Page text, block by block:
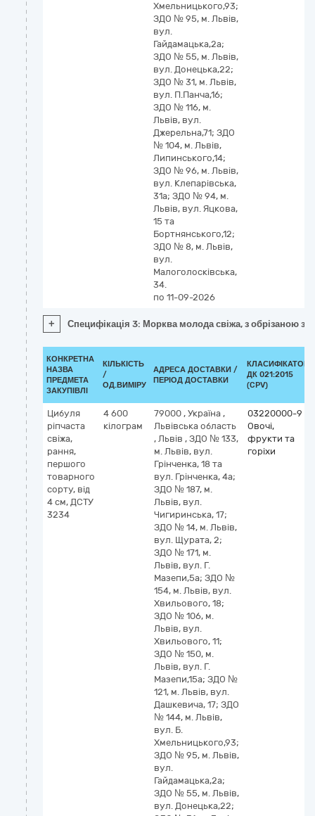
Хмельницького,93;
ЗДО № 95, м. Львів,
вул.
Гайдамацька,2а;
ЗДО № 55, м. Львів,
вул. Донецька,22;
ЗДО № 31, м. Львів,
вул. П.Панча,16;
ЗДО № 116, м.
Львів, вул.
Джерельна,71; ЗДО
№ 104, м. Львів,
Липинського,14;
ЗДО № 96, м. Львів,
вул. Клепарівська,
31а; ЗДО № 94, м.
Львів, вул. Яцкова,
15 та
Бортнянського,12;
ЗДО № 8, м. Львів,
вул.
Малоголосківська,
34.
по 11-09-2026
+ Специфікація 3: Морква молода свіжа, з обрізаною
КОНКРЕТНА
НАЗВА
ПРЕДМЕТА
ЗАКУПІВЛІ
КІЛЬКІСТЬ
/
ОД.ВИМІРУ
АДРЕСА ДОСТАВКИ /
ПЕРІОД ДОСТАВКИ
КЛАСИФІКАТОР
ДК 021:2015
(CPV)
Цибуля
ріпчаста
свіжа,
рання,
першого
товарного
сорту, від
4 см, ДСТУ
3234
4 600
кілограм
79000 , Україна ,
Львівська область
, Львів , ЗДО № 133,
м. Львів, вул.
Грінченка, 18 та
вул. Грінченка, 4а;
ЗДО № 187, м.
Львів, вул.
Чигиринська, 17;
ЗДО № 14, м. Львів,
вул. Щурата, 2;
ЗДО № 171, м.
Львів, вул. Г.
Мазепи,5а; ЗДО №
154, м. Львів, вул.
Хвильового, 18;
ЗДО № 106, м.
Львів, вул.
Хвильового, 11;
ЗДО № 150, м.
Львів, вул. Г.
Мазепи,15а; ЗДО №
121, м. Львів, вул.
Дашкевича, 17; ЗДО
№ 144, м. Львів,
вул. Б.
Хмельницького,93;
ЗДО № 95, м. Львів,
вул.
Гайдамацька,2а;
ЗДО № 55, м. Львів,
вул. Донецька,22;
03220000-9
Овочі,
фрукти та
горіхи